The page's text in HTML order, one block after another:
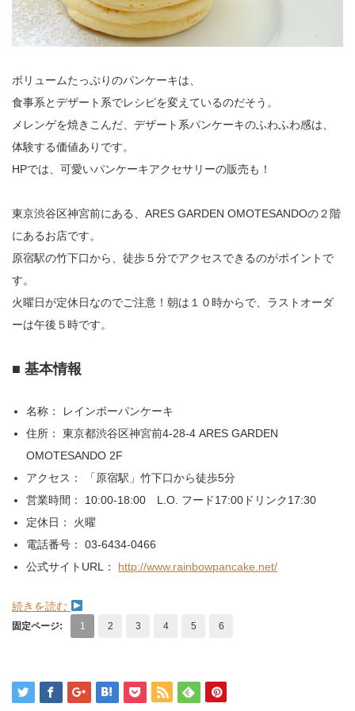
ボリュームたっぷりのパンケーキは、
食事系とデザート系でレシピを変えているのだそう。
メレンゲを焼きこんだ、デザート系パンケーキのふわふわ感は、
体験する価値ありです。
HPでは、可愛いパンケーキアクセサリーの販売も！
東京渋谷区神宮前にある、ARES GARDEN OMOTESANDOの２階
にあるお店です。
原宿駅の竹下口から、徒歩５分でアクセスできるのがポイントで
す。
火曜日が定休日なのでご注意！朝は１０時からで、ラストオーダ
ーは午後５時です。
■ 基本情報
名称： レインボーパンケーキ
住所： 東京都渋谷区神宮前4-28-4 ARES GARDEN
OMOTESANDO 2F
アクセス： 「原宿駅」竹下口から徒歩5分
営業時間： 10:00-18:00 L.O. フード17:00ドリンク17:30
定休日： 火曜
電話番号： 03-6434-0466
公式サイトURL： http://www.rainbowpancake.net/
続きを読む
固定ページ: 1 2 3 4 5 6